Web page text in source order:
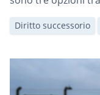
ereditaria,
ha conseguenze
Diritto successorio